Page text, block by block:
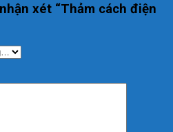
xét “Thảm cách điện